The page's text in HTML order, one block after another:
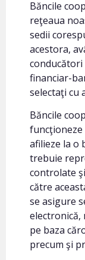
Băncile
reţeaua
sedii
acestora,
financiar-
selectaţi cu
Băncile
funcţioneze
afilieze la o
trebuie
controlate
către
se asigure
pe baza
precum şi